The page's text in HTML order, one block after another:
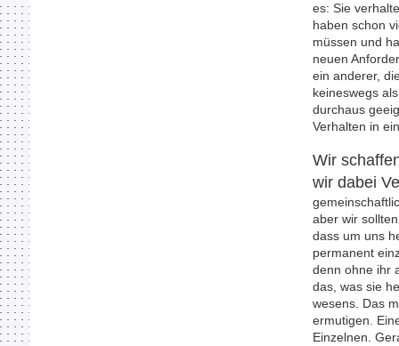
es: Sie
haben schon
müssen und
neuen
ein anderer,
keineswegs
durchaus
Verhalten in
Wir
wir dabei
aber wir
dass um uns
permanent
denn ohne ihr
das, was sie
wesens. Das
ermutigen.
Einzelnen.